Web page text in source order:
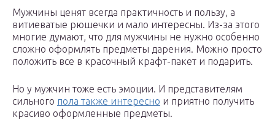
Мужчины ценят всегда практичность и пользу, а
витиеватые рюшечки и мало интересны. Из-за этого
многие думают, что для мужчины не нужно особенно
сложно оформлять предметы дарения. Можно просто
положить все в красочный крафт-пакет и подарить.
Но у мужчин тоже есть эмоции. И представителям
сильного пола также интересно и приятно получить
красиво оформленные предметы.